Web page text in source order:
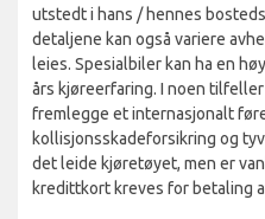
utstedt i hans / hennes
detaljene kan også variere
leies. Spesialbiler kan ha en
års kjøreerfaring. I noen
fremlegge et internasjonalt
kollisjonsskadeforsikring og
det leide kjøretøyet, men er
kredittkort kreves for betaling